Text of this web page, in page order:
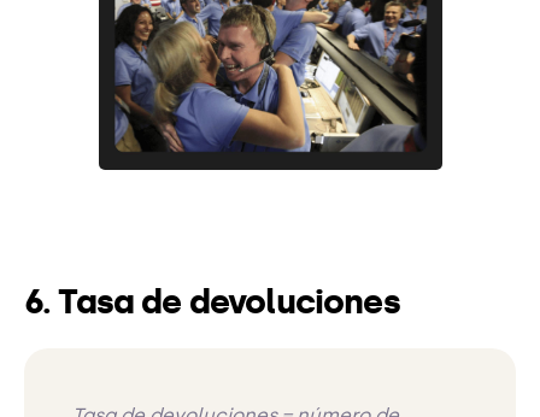
6. Tasa de devoluciones